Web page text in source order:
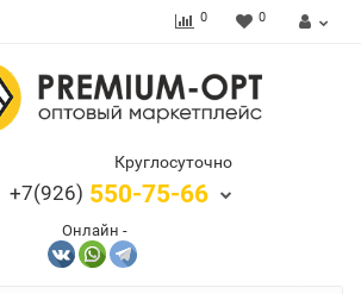
0 0
Круглосуточно
+7(926) 550-75-66
Онлайн -